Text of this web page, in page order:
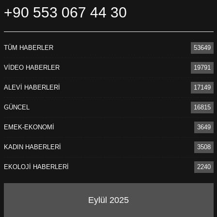
müddetçe amaçladıkları gerçekleşemez” diye belirtti.
PİRHA/İSTANBUL
1 5
+90 553 067 44 30
TÜM HABERLER 53649
VİDEO HABERLER 19791
ALEVİ HABERLERİ 17149
GÜNCEL 16815
EMEK-EKONOMİ 3649
KADIN HABERLERİ 3508
EKOLOJİ HABERLERİ 2240
Eylül 2025